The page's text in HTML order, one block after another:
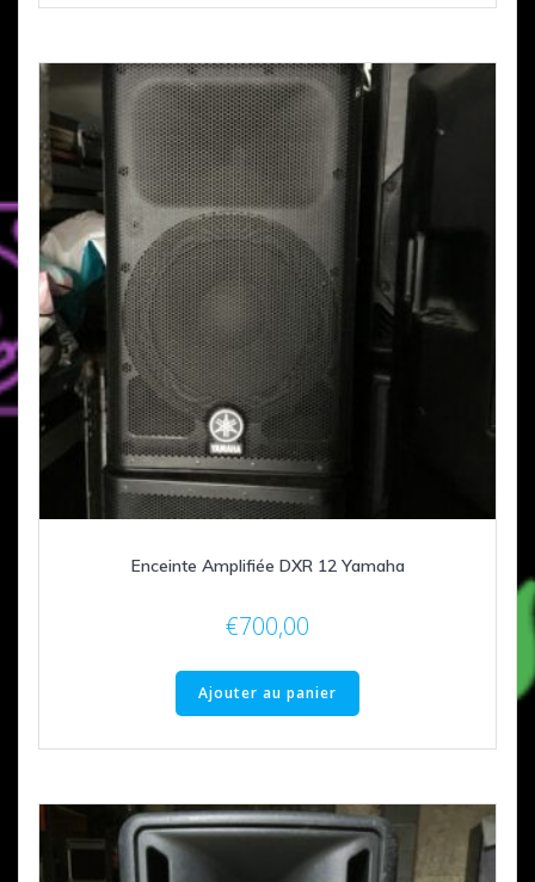
Enceinte Amplifiée DXR 12 Yamaha
€700,00
Ajouter au panier